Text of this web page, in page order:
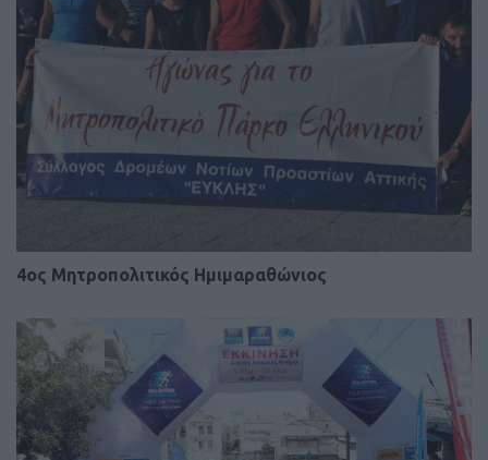
4oς Μητροπολιτικός Ημιμαραθώνιος